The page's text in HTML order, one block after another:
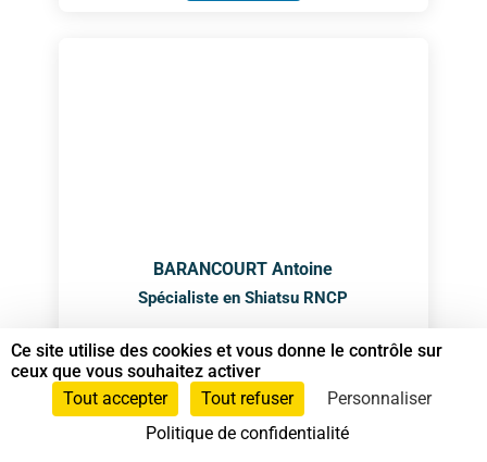
BARANCOURT Antoine
Spécialiste en Shiatsu RNCP
Animateur Do In ,Shiatsu sur chaise , et
Spécialiste en Shiatsu
07 81 08 19 86
Ce site utilise des cookies et vous donne le contrôle sur
ceux que vous souhaitez activer
Tout accepter
Tout refuser
Personnaliser
Politique de confidentialité